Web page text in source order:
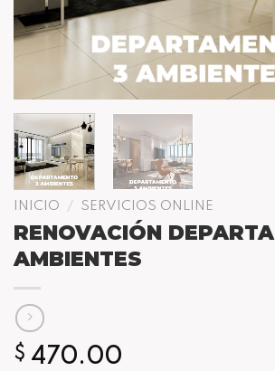
INICIO / SERVICIOS ONLINE
RENOVACIÓN
AMBIENTES
$ 470.00